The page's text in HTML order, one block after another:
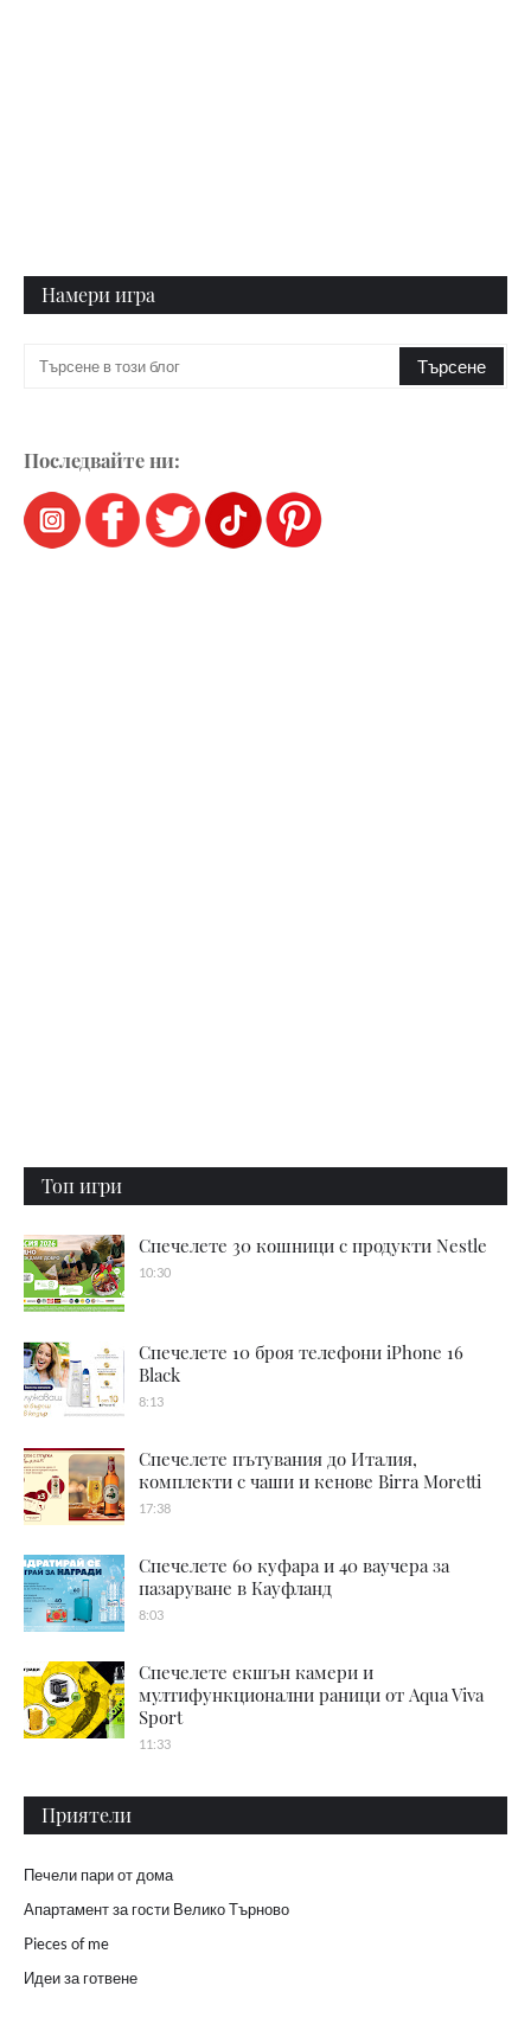
Намери игра
Последвайте ни:
Топ игри
Спечелете 30 кошници с продукти Nestle
10:30
Спечелете 10 броя телефони iPhone 16
Black
8:13
Спечелете пътувания до Италия,
комплекти с чаши и кенове Birra Moretti
17:38
Спечелете 60 куфара и 40 ваучера за
пазаруване в Кауфланд
8:03
Спечелете екшън камери и
мултифункционални раници от Aqua Viva
Sport
11:33
Приятели
Печели пари от дома
Апартамент за гости Велико Търново
Pieces of me
Идеи за готвене